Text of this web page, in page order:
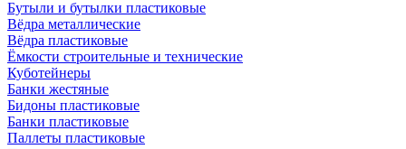
Бутыли и бутылки пластиковые
Вёдра металлические
Вёдра пластиковые
Ёмкости строительные и технические
Куботейнеры
Банки жестяные
Бидоны пластиковые
Банки пластиковые
Паллеты пластиковые